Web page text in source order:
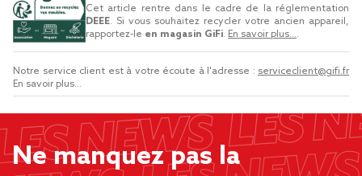
Cet article rentre dans le cadre de la réglementation
DEEE. Si vous souhaitez recycler votre ancien appareil,
rapportez-le en magasin GiFi. En savoir plus....
Notre service client est à votre écoute à l'adresse : serviceclient@gifi.fr
En savoir plus...
Ne manquez pas la